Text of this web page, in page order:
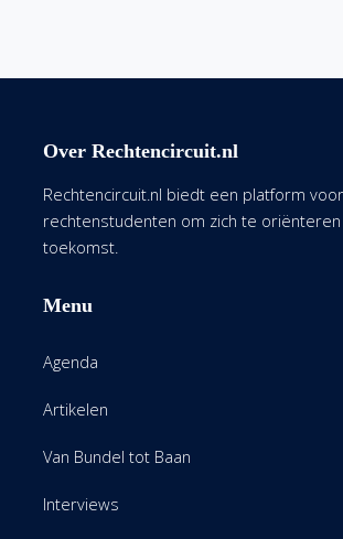
Over Rechtencircuit.nl
Rechtencircuit.nl biedt een platform
rechtenstudenten om zich te
toekomst.
Menu
Agenda
Artikelen
Van Bundel tot Baan
Interviews